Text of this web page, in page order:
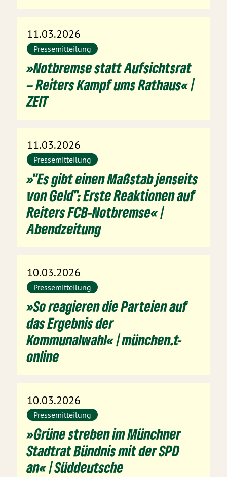
11.03.2026
Pressemitteilung
»Notbremse statt Aufsichtsrat
– Reiters Kampf ums Rathaus« |
ZEIT
11.03.2026
Pressemitteilung
»"Es gibt einen Maßstab jenseits
von Geld": Erste Reaktionen auf
Reiters FCB-Notbremse« |
Abendzeitung
10.03.2026
Pressemitteilung
»So reagieren die Parteien auf
das Ergebnis der
Kommunalwahl« | münchen.t-
online
10.03.2026
Pressemitteilung
»Grüne streben im Münchner
Stadtrat Bündnis mit der SPD
an« | Süddeutsche